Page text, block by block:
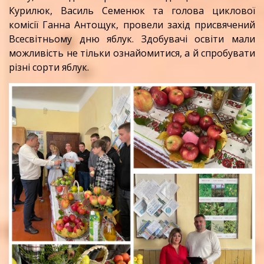
Курилюк, Василь Семенюк та голова циклової
комісії Ганна Антощук, провели захід присвячений
Всесвітньому дню яблук. Здобувачі освіти мали
можливість не тільки ознайомитися, а й спробувати
різні сорти яблук.